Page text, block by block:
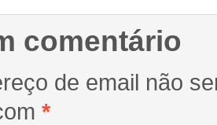
comentário
de email não
*